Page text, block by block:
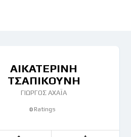
εργαλείων
ΑΙΚΑΤΕΡΙΝΗ
ΤΣΑΠΙΚΟΥΝΗ
ΓΙΩΡΓΟΣ ΑΧΑΪΑ
0Ratings